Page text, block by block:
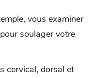
vous examiner
soulager votre
cervical, dorsal et